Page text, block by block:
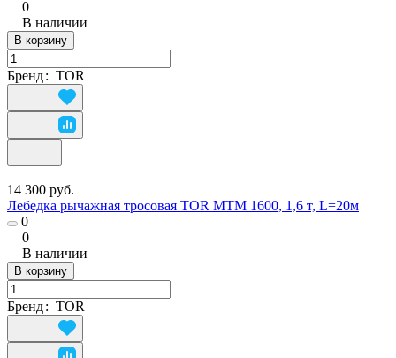
0
В наличии
В корзину
Бренд: TOR
14 300 руб.
Лебедка рычажная тросовая TOR МТМ 1600, 1,6 т, L=20м
0
0
В наличии
В корзину
Бренд: TOR